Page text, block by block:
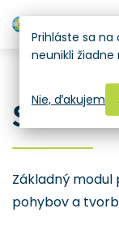
SKLAD
Základný modul
pohybov a
Prihláste sa
neunikli žiadne
Nie, ďakujem